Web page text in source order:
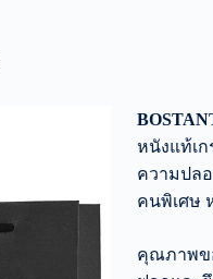
หนังแท้เ
ความปล
คนพิเศษ
คุณภาพข